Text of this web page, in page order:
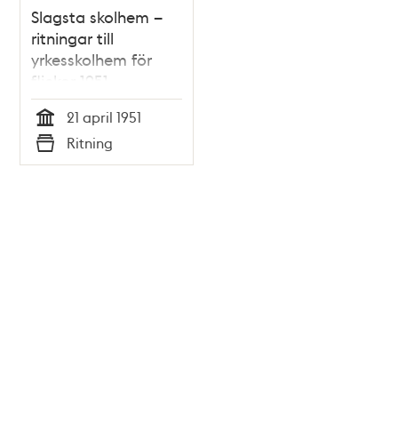
Slagsta skolhem –
ritningar till
yrkesskolhem för
flickor 1951
Tid
21 april 1951
Typ
Ritning